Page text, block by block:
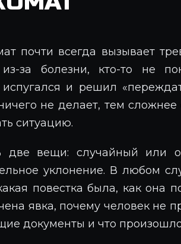
почти всегда вызывает
за болезни, кто-то не
испугался и решил
не делает, тем сложнее
ситуацию.
две вещи: случайный или
уклонение. В любом
повестка была, как она
явка, почему человек не
документы и что